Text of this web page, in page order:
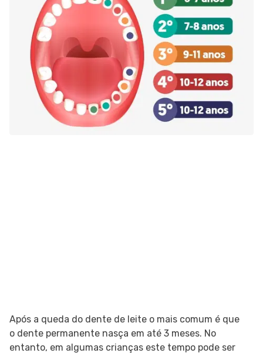
Após a queda do dente de leite o mais comum é que
o dente permanente nasça em até 3 meses. No
entanto, em algumas crianças este tempo pode ser